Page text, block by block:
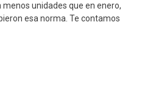
unidades que en enero,
esa norma. Te contamos